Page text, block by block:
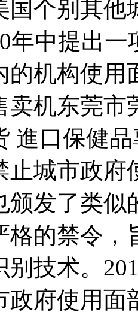
国个别其
年中提出
的机构使用
卖机东莞市
進口保健
止城市政
颁发了类似
格的禁令，
别技术。
政府使用面